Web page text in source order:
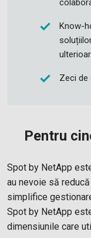
Know-
Zeci de
Pentru
Spot by NetApp
au nevoie să
simplifice
Spot by NetApp
dimensiunile care